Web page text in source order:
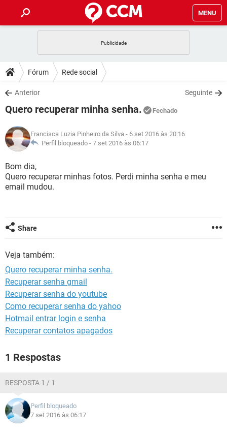
MENU
CELULAR
OUTLOOK
INSTAGRAM GMAIL
GUIA DE COMPRAS
DICAS
JOGOS
INSTAGRAM GMAIL
GUIA DE COMPRAS
DOWNLOADS
JOGOS WHATSAPP
CELULAR
OUTLOOK EXCEL
INSTAGRAM
GUIA DE COMPRAS
FÓRUM
JOGOS WHATSAPP
CELULAR
OUTLOOK
INSTAGRAM
GLOSSÁRIO
JOGOS
CELULAR FACEBOOK
GUIA DE COMPRAS
Fórum Rede social
Anterior Seguinte
Quero recuperar minha senha. Fechado
Francisca Luzia Pinheiro da Silva - 6 set 2016 às 20:16
Perfil bloqueado - 7 set 2016 às 06:17
Bom dia,
Quero recuperar minhas fotos. Perdi minha senha e meu
email mudou.
Share
Veja também:
Quero recuperar minha senha.
Recuperar senha gmail
Recuperar senha do youtube
Como recuperar senha do yahoo
Hotmail entrar login e senha
Recuperar contatos apagados
1 Respostas
RESPOSTA 1 / 1
Perfil bloqueado
7 set 2016 às 06:17